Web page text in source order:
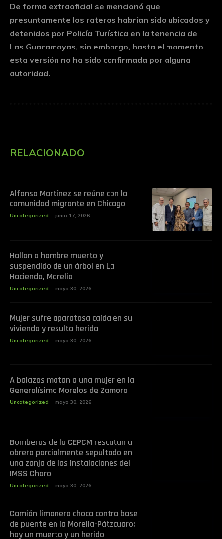
De forma extraoficial se mencionó que
presuntamente los rateros habrían sido ubicados y
detenidos por Policía Turística en la tenencia de
Las Guacamayas, sin embargo, hasta el momento
esta versión no ha sido confirmada por alguna
autoridad.
RELACIONADO
Alfonso Martínez se reúne con la
comunidad migrante en Chicago
Uncategorized junio 17, 2026
Hallan a hombre muerto y
suspendido de un árbol en La
Hacienda, Morelia
Uncategorized mayo 30, 2026
Mujer sufre aparatosa caída en su
vivienda y resulta herida
Uncategorized mayo 30, 2026
A balazos matan a una mujer en la
Generalísimo Morelos de Zamora
Uncategorized mayo 30, 2026
Bomberos de la CEPCM rescatan a
obrero parcialmente sepultado en
una zanja de las instalaciones del
IMSS Charo
Uncategorized mayo 30, 2026
Camión limonero choca contra base
de puente en la Morelia-Pátzcuaro;
hay un muerto y un herido